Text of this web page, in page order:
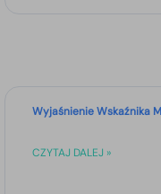
Wyjaśnienie Wskaźnika
CZYTAJ DALEJ »